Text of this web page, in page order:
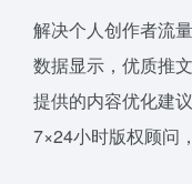
解决个人创作者流
数据显示，优质推
提供的内容优化建
7×24小时版权顾问